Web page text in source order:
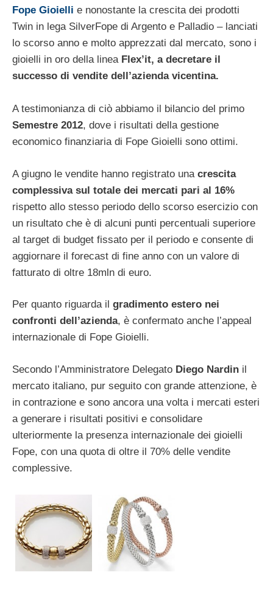
Fope Gioielli e nonostante la crescita dei prodotti
Twin in lega SilverFope di Argento e Palladio – lanciati
lo scorso anno e molto apprezzati dal mercato, sono i
gioielli in oro della linea Flex’it, a decretare il
successo di vendite dell’azienda vicentina.
A testimonianza di ciò abbiamo il bilancio del primo
Semestre 2012, dove i risultati della gestione
economico finanziaria di Fope Gioielli sono ottimi.
A giugno le vendite hanno registrato una crescita
complessiva sul totale dei mercati pari al 16%
rispetto allo stesso periodo dello scorso esercizio con
un risultato che è di alcuni punti percentuali superiore
al target di budget fissato per il periodo e consente di
aggiornare il forecast di fine anno con un valore di
fatturato di oltre 18mln di euro.
Per quanto riguarda il gradimento estero nei
confronti dell’azienda, è confermato anche l’appeal
internazionale di Fope Gioielli.
Secondo l’Amministratore Delegato Diego Nardin il
mercato italiano, pur seguito con grande attenzione, è
in contrazione e sono ancora una volta i mercati esteri
a generare i risultati positivi e consolidare
ulteriormente la presenza internazionale dei gioielli
Fope, con una quota di oltre il 70% delle vendite
complessive.